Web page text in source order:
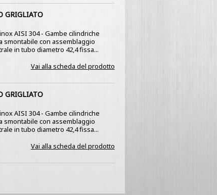
GRIGLIATO
AISI 304 - Gambe cilindriche
smontabile con assemblaggio
in tubo diametro 42,4 fissa...
Vai alla scheda del prodotto
GRIGLIATO
AISI 304 - Gambe cilindriche
smontabile con assemblaggio
in tubo diametro 42,4 fissa...
Vai alla scheda del prodotto